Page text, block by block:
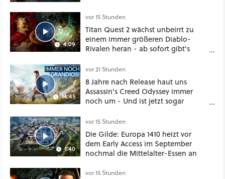
4:09
vor 15 Stunden
Titan Quest 2 wächst unbeirrt zu
einem immer größeren Diablo-
Rivalen heran - ab sofort gibt's
Klasse
14:45
vor 21 Stunden
8 Jahre nach Release haut uns
Assassin's Creed Odyssey immer
noch um - Und ist jetzt sogar
1:40
vor 15 Stunden
Die Gilde: Europa 1410 heizt vor
dem Early Access im September
nochmal die Mittelalter-Essen an
vor 15 Stunden